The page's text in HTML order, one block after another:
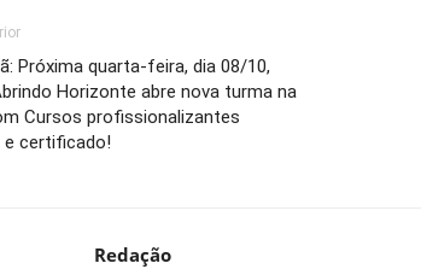
Próxima quarta-feira, dia 08/10,
Horizonte abre nova turma na
Cursos profissionalizantes
certificado!
Redação